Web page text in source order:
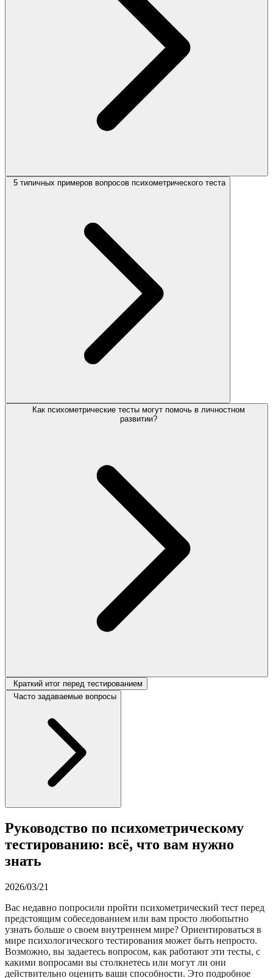
5 типичных примеров вопросов психометрического теста
Как психометрические тесты могут помочь в личностном
развитии?
Краткий итог перед тестированием
Часто задаваемые вопросы
Руководство по психометрическому
тестированию: всё, что вам нужно
знать
2026/03/21
Вас недавно попросили пройти психометрический тест перед
предстоящим собеседованием или вам просто любопытно
узнать больше о своем внутреннем мире? Ориентироваться в
мире психологического тестирования может быть непросто.
Возможно, вы задаетесь вопросом, как работают эти тесты, с
какими вопросами вы столкнетесь или могут ли они
действительно оценить ваши способности. Это подробное